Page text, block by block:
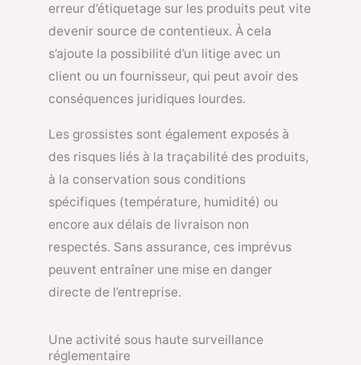
erreur d’étiquetage sur les produits peut vite
devenir source de contentieux. À cela
s’ajoute la possibilité d’un litige avec un
client ou un fournisseur, qui peut avoir des
conséquences juridiques lourdes.
Les grossistes sont également exposés à
des risques liés à la traçabilité des produits,
à la conservation sous conditions
spécifiques (température, humidité) ou
encore aux délais de livraison non
respectés. Sans assurance, ces imprévus
peuvent entraîner une mise en danger
directe de l’entreprise.
Une activité sous haute surveillance
réglementaire